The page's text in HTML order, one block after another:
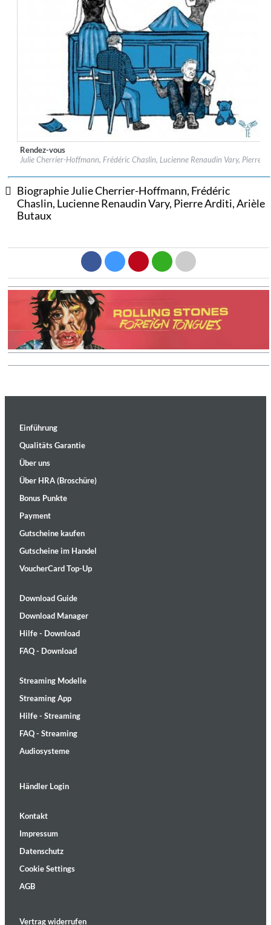
Label:Aparté
Genre: Classical
Rendez-vous
Julie Cherrier-Hoffmann, Frédéric Chaslin, Lucienne Renaudin Vary, Pierre
Biographie Julie Cherrier-Hoffmann, Frédéric
Chaslin, Lucienne Renaudin Vary, Pierre Arditi, Arièle
Butaux
Einführung
Qualitäts Garantie
Über uns
Über HRA (Broschüre)
Bonus Punkte
Payment
Gutscheine kaufen
Gutscheine im Handel
VoucherCard Top-Up
Download Guide
Download Manager
Hilfe - Download
FAQ - Download
Streaming Modelle
Streaming App
Hilfe - Streaming
FAQ - Streaming
Audiosysteme
Händler Login
Kontakt
Impressum
Datenschutz
Cookie Settings
AGB
Vertrag widerrufen